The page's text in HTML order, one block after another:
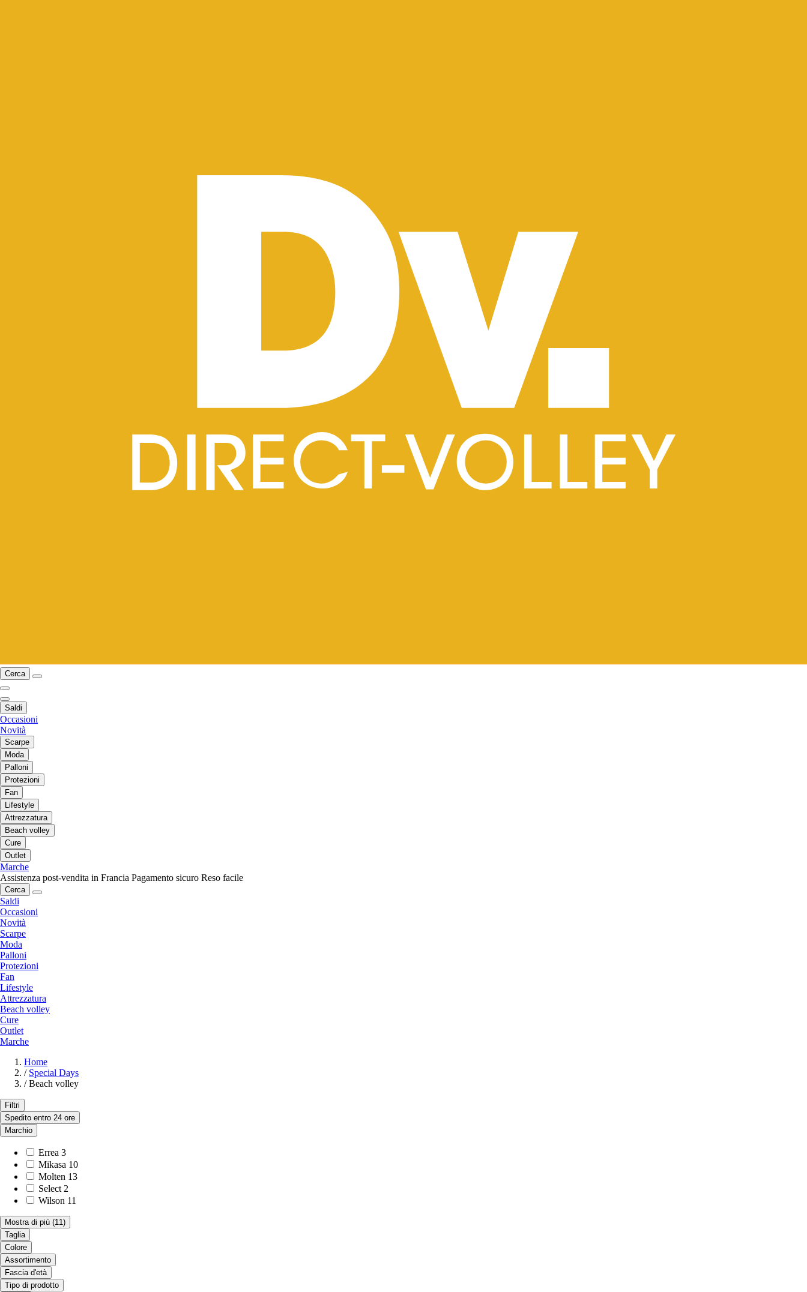
Cerca
Saldi
Occasioni
Novità
Scarpe
Moda
Palloni
Protezioni
Fan
Lifestyle
Attrezzatura
Beach volley
Cure
Outlet
Marche
Assistenza post-vendita in Francia Pagamento sicuro Reso facile
Cerca
Saldi
Occasioni
Novità
Scarpe
Moda
Palloni
Protezioni
Fan
Lifestyle
Attrezzatura
Beach volley
Cure
Outlet
Marche
Home
/ Special Days
/ Beach volley
Filtri
Spedito entro 24 ore
Marchio
Errea 3
Mikasa 10
Molten 13
Select 2
Wilson 11
Mostra di più (11)
Taglia
Colore
Assortimento
Fascia d'età
Tipo di prodotto